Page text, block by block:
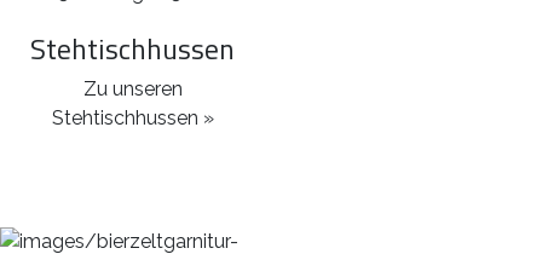
Stehtischhussen
Zu unseren
Stehtischhussen »